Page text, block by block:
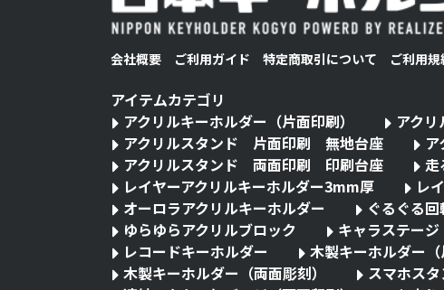
会社概要 ご利用ガイド 特定商取引について ご利用規
アイテムカテゴリ
アクリルキーホルダー（片面印刷）
アクリ
アクリルスタンド 片面印刷 無地台座
アクリルスタンド 両面印刷 印刷台座
走
レイヤーアクリルキーホルダー3mm厚
レ
オーロラアクリルキーホルダー
ぐるぐる
ゆらゆらアクリルブロック
キャラステージ
レコードキーホルダー
木製キーホルダー（
木製キーホルダー（両面彫刻）
スマホス